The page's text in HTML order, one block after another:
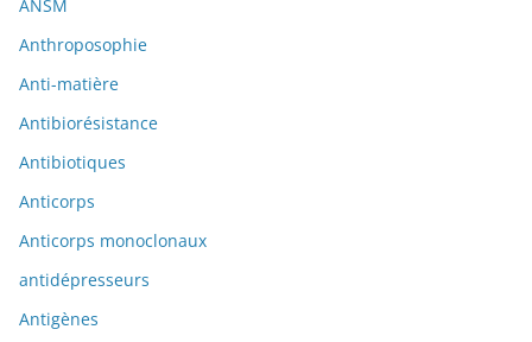
ANSM
Anthroposophie
Anti-matière
Antibiorésistance
Antibiotiques
Anticorps
Anticorps monoclonaux
antidépresseurs
Antigènes